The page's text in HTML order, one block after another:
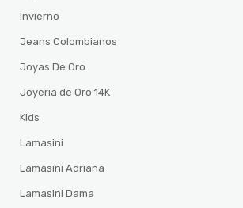
Invierno
Jeans Colombianos
Joyas De Oro
Joyeria de Oro 14K
Kids
Lamasini
Lamasini Adriana
Lamasini Dama